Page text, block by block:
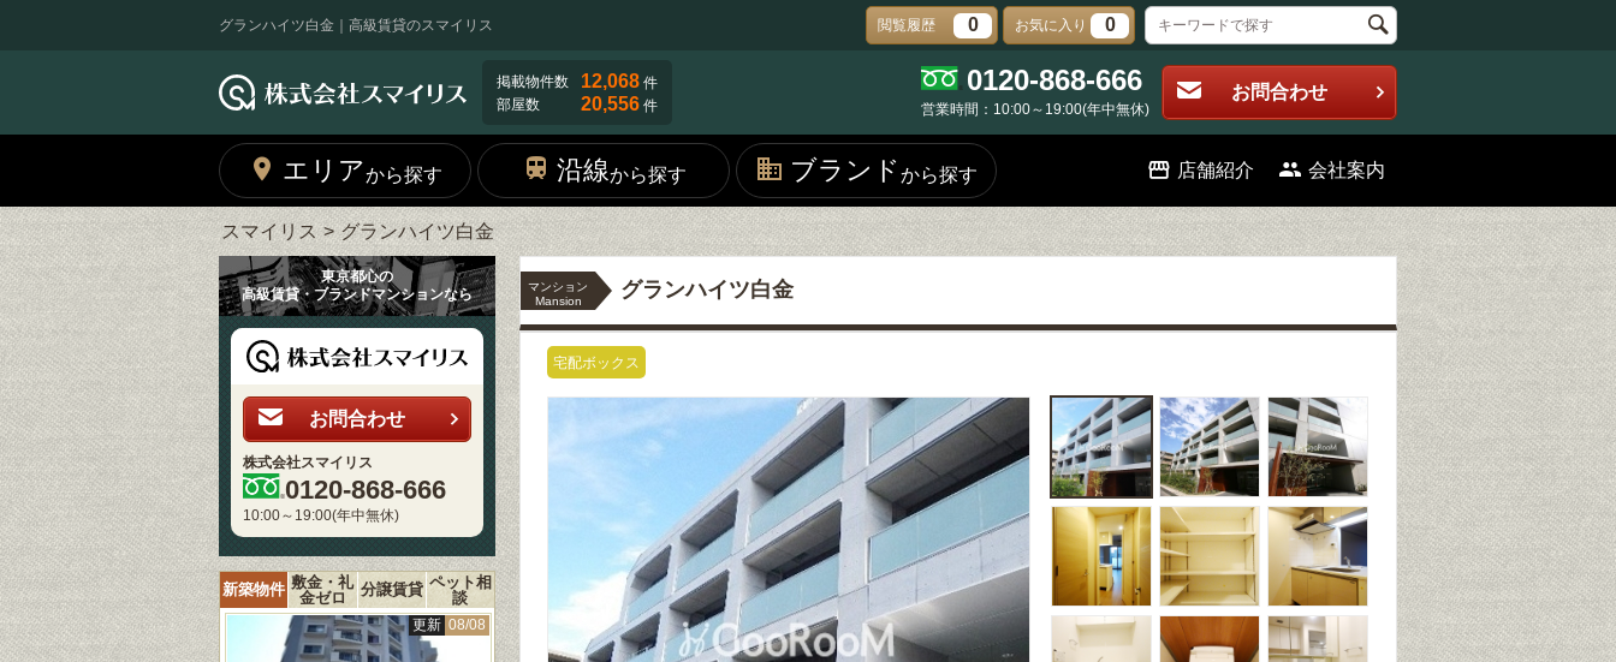
グランハイツ白金｜高級賃貸のスマイリス 閲覧履歴 0 お気に入り 0
掲載物件数 12,068 件
部屋数
20,556 件
0120-868-666
営業時間：10:00～19:00(年中無休)
お問合わせ
エリアから探す 沿線から探す ブランド から探す 店舗紹介 会社案内
スマイリス グランハイツ白金
マンション
Mansion
グランハイツ白金
宅配ボックス
東京都心の
高級賃貸・ブランドマンションなら
お問合わせ
株式会社スマイリス
0120-868-666
10:00～19:00(年中無休)
新築物件 敷金・礼
金ゼロ
分譲賃貸 ペット相
談
更新 08/08